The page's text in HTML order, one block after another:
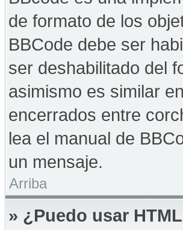
de formato de los
BBCode debe ser
ser deshabilitado del
asimismo es similar
encerrados entre
lea el manual de
un mensaje.
Arriba
» ¿Puedo usar